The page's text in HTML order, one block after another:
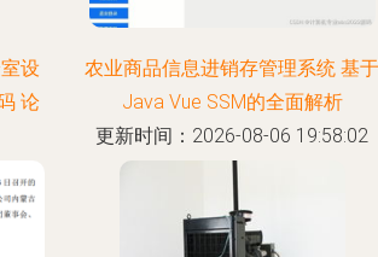
设
论
农业商品信息进销存管理系统 基于
Java Vue SSM的全面解析
更新时间：2026-08-06 19:58:02